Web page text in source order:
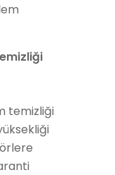
temizliği